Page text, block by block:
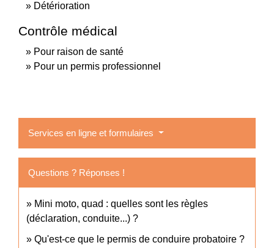
Détérioration
Contrôle médical
Pour raison de santé
Pour un permis professionnel
Services en ligne et formulaires
Questions ? Réponses !
Mini moto, quad : quelles sont les règles
(déclaration, conduite...) ?
Qu'est-ce que le permis de conduire probatoire ?